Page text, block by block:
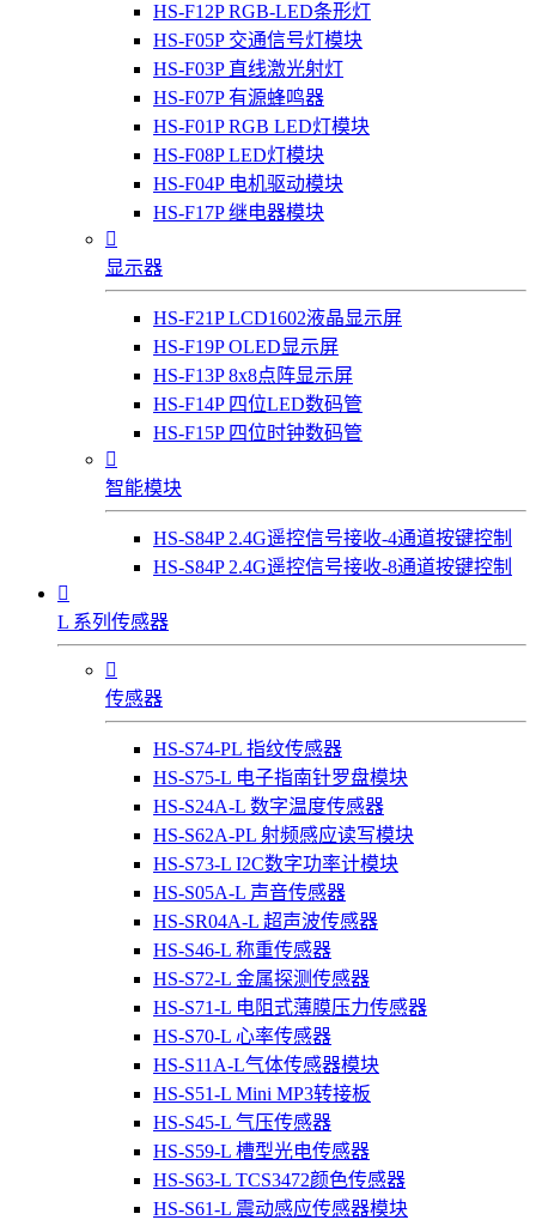
HS-F12P RGB-LED条形灯
HS-F05P 交通信号灯模块
HS-F03P 直线激光射灯
HS-F07P 有源蜂鸣器
HS-F01P RGB LED灯模块
HS-F08P LED灯模块
HS-F04P 电机驱动模块
HS-F17P 继电器模块

显示器
HS-F21P LCD1602液晶显示屏
HS-F19P OLED显示屏
HS-F13P 8x8点阵显示屏
HS-F14P 四位LED数码管
HS-F15P 四位时钟数码管

智能模块
HS-S84P 2.4G遥控信号接收-4通道按键控制
HS-S84P 2.4G遥控信号接收-8通道按键控制

L 系列传感器

传感器
HS-S74-PL 指纹传感器
HS-S75-L 电子指南针罗盘模块
HS-S24A-L 数字温度传感器
HS-S62A-PL 射频感应读写模块
HS-S73-L I2C数字功率计模块
HS-S05A-L 声音传感器
HS-SR04A-L 超声波传感器
HS-S46-L 称重传感器
HS-S72-L 金属探测传感器
HS-S71-L 电阻式薄膜压力传感器
HS-S70-L 心率传感器
HS-S11A-L气体传感器模块
HS-S51-L Mini MP3转接板
HS-S45-L 气压传感器
HS-S59-L 槽型光电传感器
HS-S63-L TCS3472颜色传感器
HS-S61-L 震动感应传感器模块